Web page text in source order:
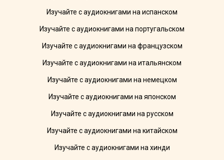
Изучайте с аудиокнигами на испанском
Изучайте с аудиокнигами на португальском
Изучайте с аудиокнигами на французском
Изучайте с аудиокнигами на итальянском
Изучайте с аудиокнигами на немецком
Изучайте с аудиокнигами на японском
Изучайте с аудиокнигами на русском
Изучайте с аудиокнигами на китайском
Изучайте с аудиокнигами на хинди